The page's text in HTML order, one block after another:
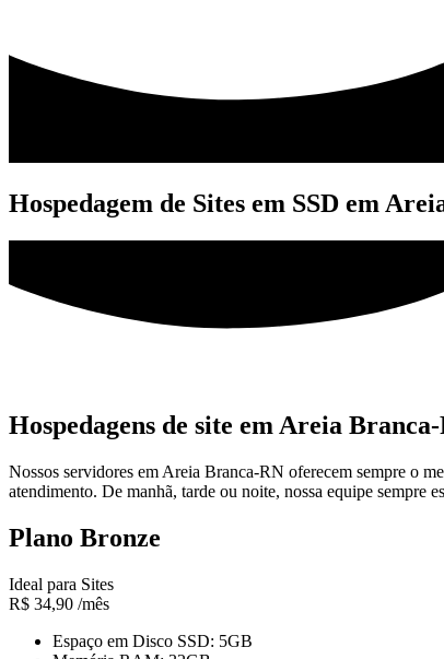
Hospedagem de Sites em SSD em
Hospedagens de site em Areia
Nossos servidores em Areia Branca-RN oferecem sempre o
atendimento. De manhã, tarde ou noite, nossa equipe sempre
Plano Bronze
Ideal para Sites
R$ 34,90 /mês
Espaço em Disco SSD: 5GB